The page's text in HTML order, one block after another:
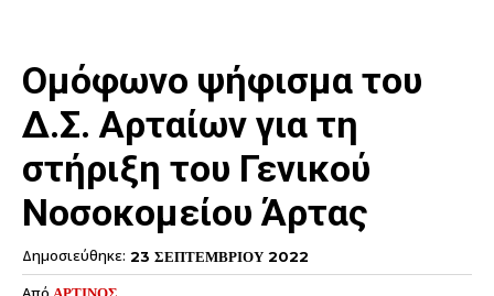
Ομόφωνο ψήφισμα του
Δ.Σ. Αρταίων για τη
στήριξη του Γενικού
Νοσοκομείου Άρτας
Δημοσιεύθηκε: 23 ΣΕΠΤΕΜΒΡΙΟΥ 2022
ΑΡΤΙΝΟΣ